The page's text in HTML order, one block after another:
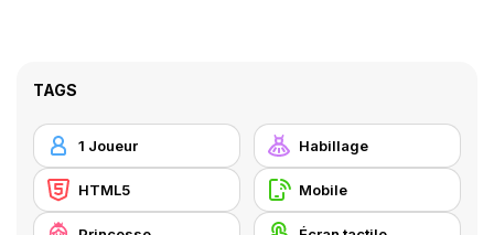
TAGS
1 Joueur Habillage
HTML5 Mobile